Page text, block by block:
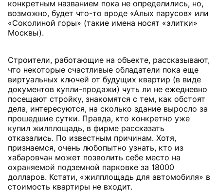
конкретным названием пока не определились, но,
возможно, будет что-то вроде «Алых парусов» или
«Соколиной горы» (такие имена носят «элитки»
Москвы).
Строители, работающие на объекте, рассказывают,
что некоторые счастливые обладатели пока еще
виртуальных ключей от будущих квартир (в виде
документов купли-продажи) чуть ли не ежедневно
посещают стройку, знакомятся с тем, как обстоят
дела, интересуются, на сколько здание выросло за
прошедшие сутки. Правда, кто конкретно уже
купил жилплощадь, в фирме рассказать
отказались. По известным причинам. Хотя,
признаемся, очень любопытно узнать, кто из
хабаровчан может позволить себе место на
охраняемой подземной парковке за 18000
долларов. Кстати, «жилплощадь для автомобиля» в
стоимость квартиры не входит.